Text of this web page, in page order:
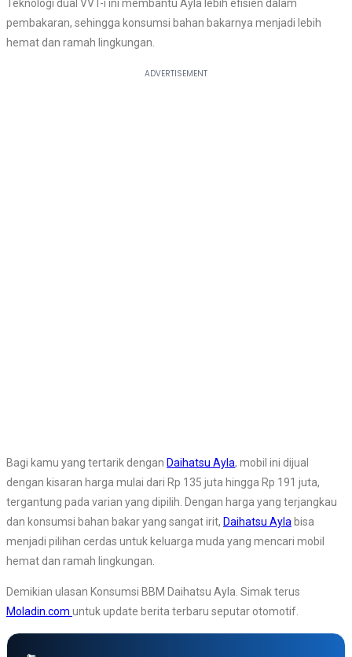
Teknologi dual VVT-i ini membantu Ayla lebih efisien dalam
pembakaran, sehingga konsumsi bahan bakarnya menjadi lebih
hemat dan ramah lingkungan.
Bagi kamu yang tertarik dengan Daihatsu Ayla, mobil ini dijual
dengan kisaran harga mulai dari Rp 135 juta hingga Rp 191 juta,
tergantung pada varian yang dipilih. Dengan harga yang terjangkau
dan konsumsi bahan bakar yang sangat irit, Daihatsu Ayla bisa
menjadi pilihan cerdas untuk keluarga muda yang mencari mobil
hemat dan ramah lingkungan.
Demikian ulasan Konsumsi BBM Daihatsu Ayla. Simak terus
Moladin.com untuk update berita terbaru seputar otomotif.